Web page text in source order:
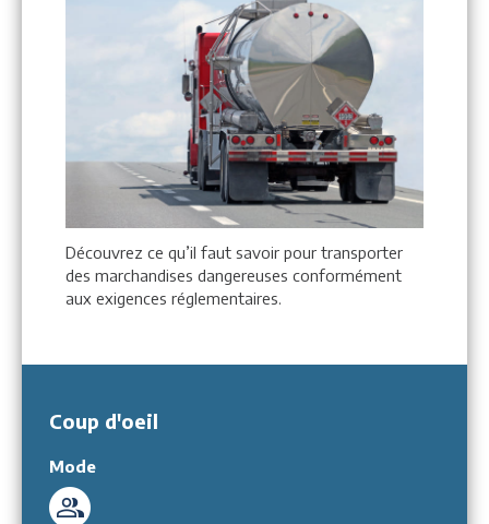
Découvrez ce qu’il faut savoir pour transporter
des marchandises dangereuses conformément
aux exigences réglementaires.
Coup d'oeil
Mode